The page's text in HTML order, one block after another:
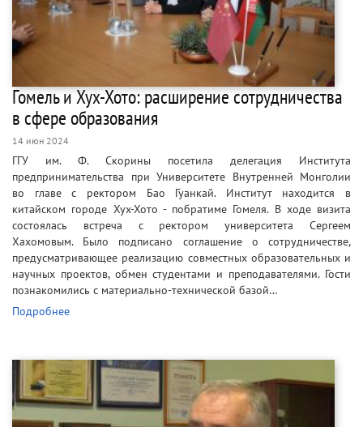
Гомель и Хух-Хото: расширение сотрудничества
в сфере образования
14 июн 2024
ГГУ им. Ф. Скорины посетила делегация Института
предпринимательства при Университете Внутренней Монголии
во главе с ректором Бао Гуанкай. Институт находится в
китайском городе Хух-Хото - побратиме Гомеля. В ходе визита
состоялась встреча с ректором университета Сергеем
Хахомовым. Было подписано соглашение о сотрудничестве,
предусматривающее реализацию совместных образовательных и
научных проектов, обмен студентами и преподавателями. Гости
познакомились с материально-технической базой…
Подробнее